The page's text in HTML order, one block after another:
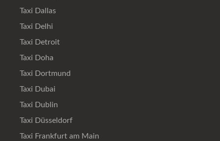
Taxi Dallas
Taxi Delhi
Taxi Detroit
Taxi Doha
Taxi Dortmund
Taxi Dubai
Taxi Dublin
Taxi Düsseldorf
Taxi Frankfurt am Main